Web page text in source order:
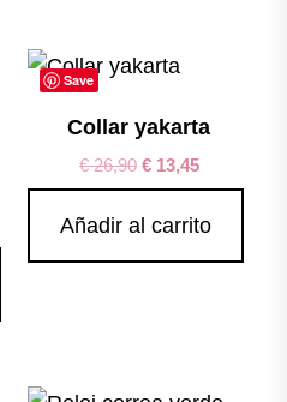
Save
Collar yakarta
€26,90 €13,45
Añadir al carrito